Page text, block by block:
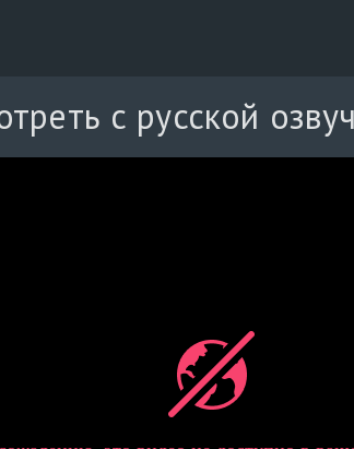
с русской